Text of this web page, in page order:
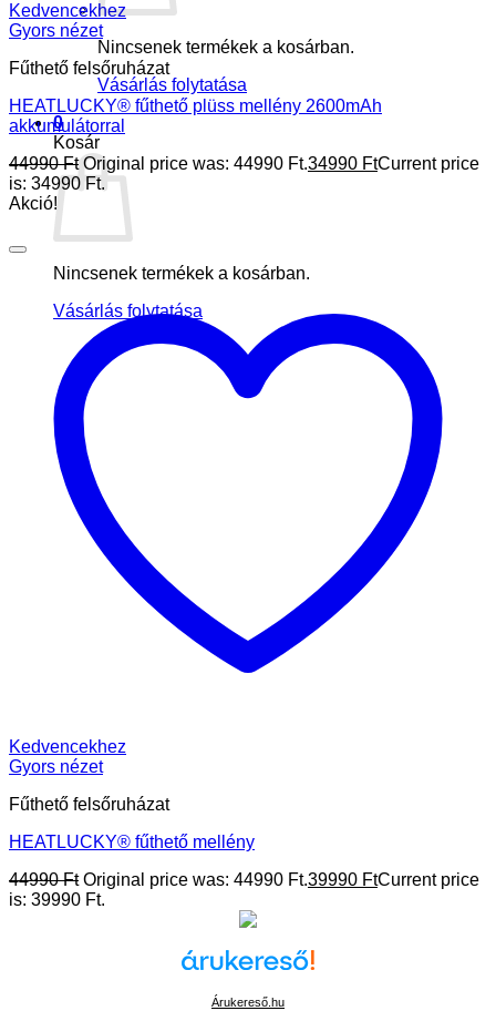
Nincsenek termékek a kosárban.
Vásárlás folytatása
0
Kosár
Nincsenek termékek a kosárban.
Vásárlás folytatása
Kedvencekhez
Gyors nézet
Fűthető felsőruházat
HEATLUCKY® fűthető plüss mellény 2600mAh
akkumulátorral
44990Ft Original price was: 44990 Ft.34990 FtCurrent price
is: 34990 Ft.
Akció!
Kedvencekhez
Gyors nézet
Fűthető felsőruházat
HEATLUCKY® fűthető mellény
44990Ft Original price was: 44990 Ft.39990 FtCurrent price
is: 39990 Ft.
Árukereső.hu